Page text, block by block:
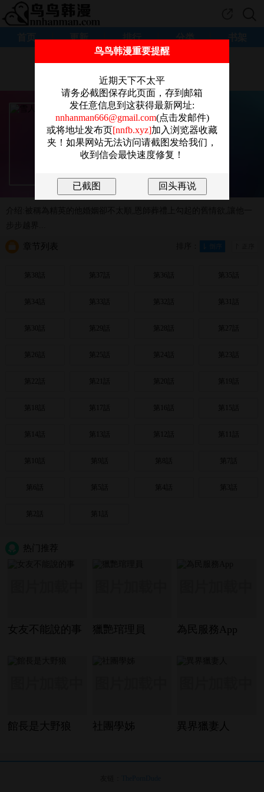
首页 更新 排行 分类 书架
《雪人》
Ramjak
正妹,女大生,調教,校園,
连载中 02-12
开始阅读 放入书架
章节列表
第38話 第37話 第36話 第35話
第34話 第33話 第32話 第31話
第30話 第29話 第28話 第27話
第26話 第25話 第24話 第23話
第22話 第21話 第20話 第19話
第18話 第17話 第16話 第15話
第14話 第13話 第12話 第11話
第10話 第9話 第8話 第7話
第6話 第5話 第4話 第3話
第2話 第1話
热门推荐
女友不能說的事 獵艷琯理員 為民服務App
館長是大野狼 社團學姊 異界獵妻人
鸟鸟韩漫重要提醒
近期天下不太平
请务必截图保存此页面，存到邮箱
发任意信息到这获得最新网址:
nnhanman666@gmail.com(点击发邮件)
或将地址发布页[nnfb.xyz]加入浏览器收藏
夹！如果网站无法访问请截图发给我们，
收到信会最快速度修复！